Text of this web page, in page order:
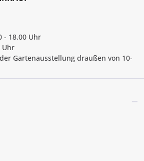
- 18.00 Uhr
Uhr
Gartenausstellung draußen von 10-